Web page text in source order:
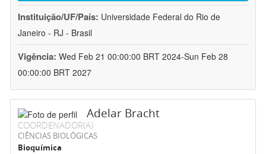
Instituição/UF/País: Universidade Federal do Rio de
Janeiro - RJ - Brasil
Vigência: Wed Feb 21 00:00:00 BRT 2024-Sun Feb 28
00:00:00 BRT 2027
Adelar Bracht
COORDENADOR(A)
CIÊNCIAS BIOLÓGICAS
Bioquímica